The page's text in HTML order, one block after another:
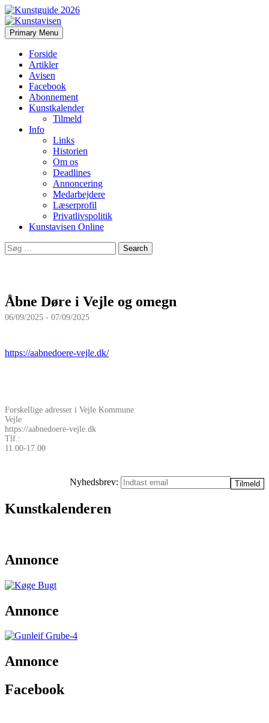
Kunstavisen
Search
Primary Menu Skip
to
Forside
Artikler
Avisen
Facebook
Abonnement
Kunstkalender
Tilmeld
Info
Links
Historien
Om os
Deadlines
Annoncering
Medarbejdere
Læserprofil
Privatlivspolitik
Kunstavisen Online
Search
for:
Åbne Døre i Vejle og omegn
06/09/2025 - 07/09/2025
https://aabnedoere-vejle.dk/
Forskellige adresser i Vejle Kommune
Vejle
https://aabnedoere-vejle.dk
Tlf.:
11.00-17.00
Nyhedsbrev:
Kunstkalenderen
Annonce
Annonce
Annonce
Facebook